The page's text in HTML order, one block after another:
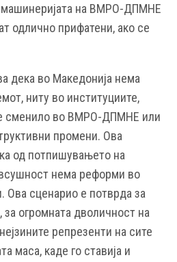
машинеријата на ВМРО-ДПМНЕ
одлично прифатени, ако се
дека во Македонија нема
ниту во институциите,
сменило во ВМРО-ДПМНЕ или
промени. Ова
од потпишувањето на
нема реформи во
Ова сценарио е потврда за
за огромната дволичност на
репрезенти на сите
маса, каде го ставија и